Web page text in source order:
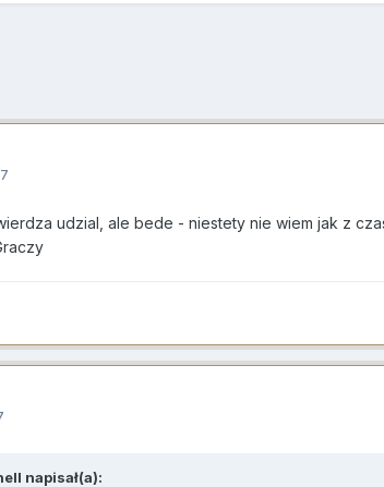
udzial, ale bede - niestety nie wiem jak z
napisał(a):